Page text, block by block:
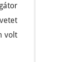
volt